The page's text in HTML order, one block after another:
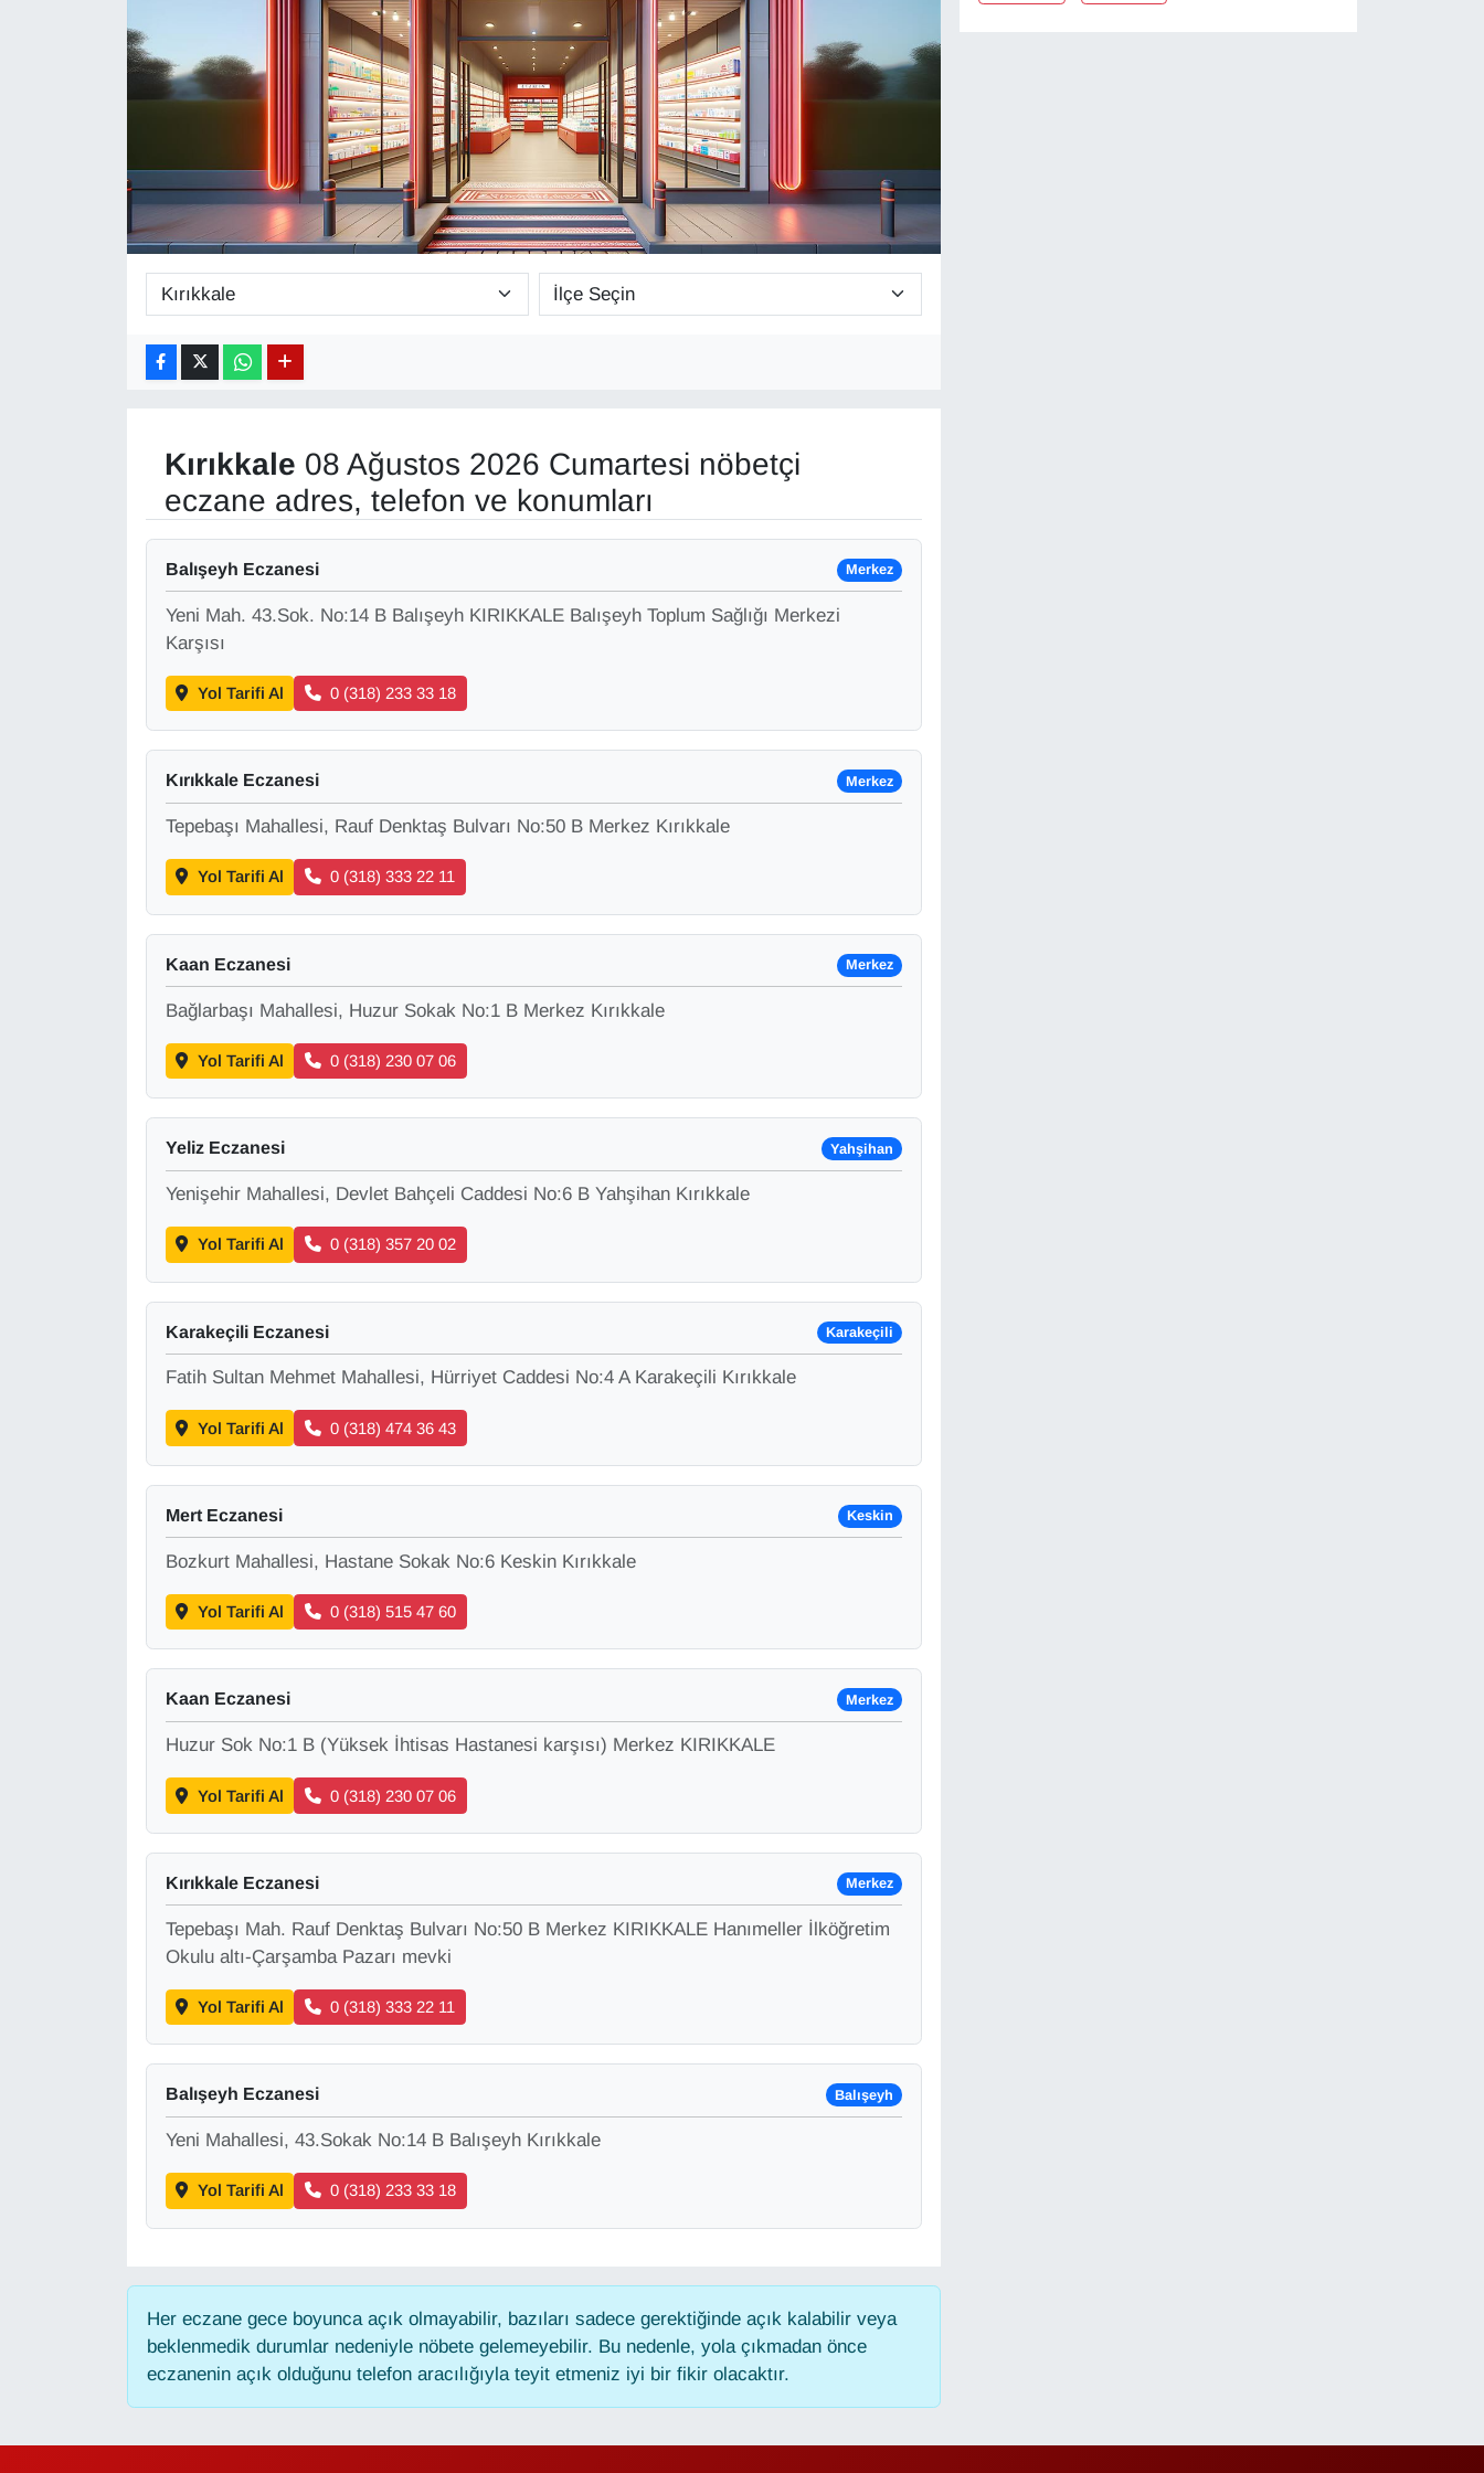
Kırıkkale 08 Ağustos 2026 Cumartesi nöbetçi
eczane adres, telefon ve konumları
Balışeyh Eczanesi Merkez
Yeni Mah. 43.Sok. No:14 B Balışeyh KIRIKKALE Balışeyh Toplum Sağlığı Merkezi
Karşısı
Yol Tarifi Al 0 (318) 233 33 18
Kırıkkale Eczanesi Merkez
Tepebaşı Mahallesi, Rauf Denktaş Bulvarı No:50 B Merkez Kırıkkale
Yol Tarifi Al 0 (318) 333 22 11
Kaan Eczanesi Merkez
Bağlarbaşı Mahallesi, Huzur Sokak No:1 B Merkez Kırıkkale
Yol Tarifi Al 0 (318) 230 07 06
Yeliz Eczanesi Yahşihan
Yenişehir Mahallesi, Devlet Bahçeli Caddesi No:6 B Yahşihan Kırıkkale
Yol Tarifi Al 0 (318) 357 20 02
Karakeçili Eczanesi Karakeçili
Fatih Sultan Mehmet Mahallesi, Hürriyet Caddesi No:4 A Karakeçili Kırıkkale
Yol Tarifi Al 0 (318) 474 36 43
Mert Eczanesi Keskin
Bozkurt Mahallesi, Hastane Sokak No:6 Keskin Kırıkkale
Yol Tarifi Al 0 (318) 515 47 60
Kaan Eczanesi Merkez
Huzur Sok No:1 B (Yüksek İhtisas Hastanesi karşısı) Merkez KIRIKKALE
Yol Tarifi Al 0 (318) 230 07 06
Kırıkkale Eczanesi Merkez
Tepebaşı Mah. Rauf Denktaş Bulvarı No:50 B Merkez KIRIKKALE Hanımeller İlköğretim
Okulu altı-Çarşamba Pazarı mevki
Yol Tarifi Al 0 (318) 333 22 11
Balışeyh Eczanesi Balışeyh
Yeni Mahallesi, 43.Sokak No:14 B Balışeyh Kırıkkale
Yol Tarifi Al 0 (318) 233 33 18
Her eczane gece boyunca açık olmayabilir, bazıları sadece gerektiğinde açık kalabilir veya
beklenmedik durumlar nedeniyle nöbete gelemeyebilir. Bu nedenle, yola çıkmadan önce
eczanenin açık olduğunu telefon aracılığıyla teyit etmeniz iyi bir fikir olacaktır.
EKONOMİ
En çok konuşulanlar
HABERDE İNSAN
Kamu Alımları
Kim Kimdir?
Kültür & Sanat
ONE EKONOMİ
Resmi İlanlar
TEKNOLOJİ
VAN'DA SPOR